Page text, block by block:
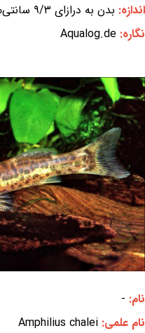
اندازه: بدن به درازای ۹/۳ سانتی‌متر
نگاره: Aqualog.de
نام: -
نام علمی: Amphilius chalei